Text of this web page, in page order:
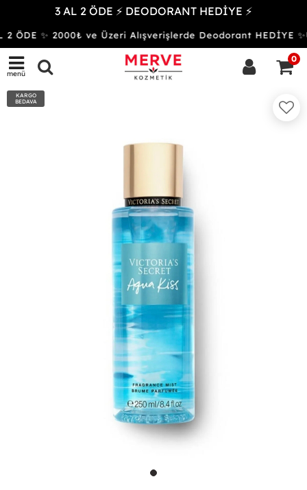
3 AL 2 ÖDE ⚡ DEODORANT HEDİYE ⚡
ÖDE ✨ 2000₺ ve Üzeri Alışverişlerde Deodorant HEDİYE
menü
0
KARGO
BEDAVA